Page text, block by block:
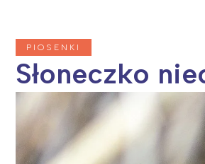
PIOSENKI
Słoneczko